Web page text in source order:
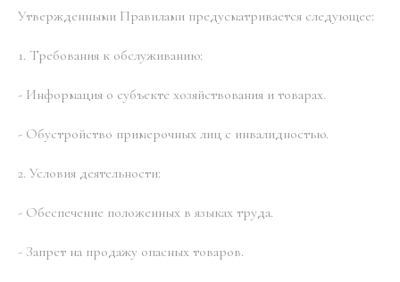
Утвержденными Правилами предусматривается следующее:
1. Требования к обслуживанию:
- Информация о субъекте хозяйствования и товарах.
- Обустройство примерочных лиц с инвалидностью.
2. Условия деятельности:
- Обеспечение положенных в языках труда.
- Запрет на продажу опасных товаров.